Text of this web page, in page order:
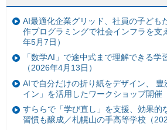
AI最適化企業グリッド、社員の子ども
作プログラミングで社会インフラを支
年5月7日）
「数学AI」で途中式まで理解できる学
（2026年4月13日）
AIで自分だけの折り紙をデザイン、 豊
イン」を活用したワークショップ開催
すららで「学び直し」を支援、効果的
習慣も醸成／札幌山の手高等学校（